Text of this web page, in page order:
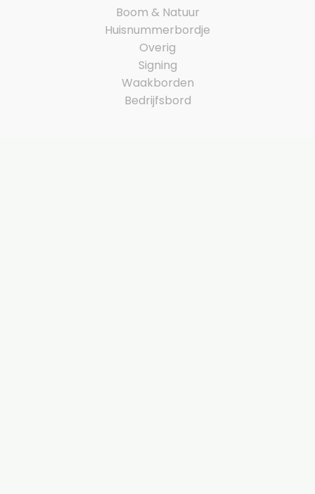
Boom & Natuur
Huisnummerbordje
Overig
Signing
Waakborden
Bedrijfsbord